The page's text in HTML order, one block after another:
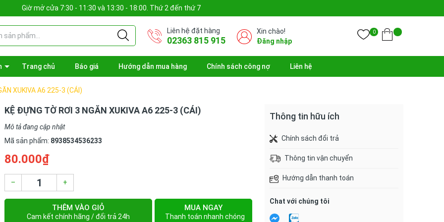
Giờ mở cửa 7:30 - 11:30 và 13:30 - 18:00. Thứ 2 đến thứ 7
Liên hệ đặt hàng
02363 815 915
Xin chào!
Đăng nhập
0
Trang chủ Báo giá Hướng dẫn mua hàng Chính sách công nợ Liên hệ
XUKIVA A6 225-3 (CÁI)
KỆ ĐỰNG TỜ RƠI 3 NGĂN XUKIVA A6 225-3 (CÁI)
Mô tả đang cập nhật
Mã sản phẩm: 8938534536233
80.000₫
– +
THÊM VÀO GIỎ
Cam kết chính hãng / đổi trả 24h
MUA NGAY
Thanh toán nhanh chóng
Thông tin hữu ích
Chính sách đổi trả
Thông tin vận chuyển
Hướng dẫn thanh toán
Chat với chúng tôi